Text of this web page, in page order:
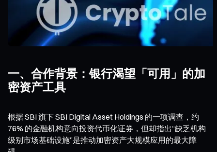
一、合作背景：银行渴望「可用」的加
密资产工具
根据 SBI 旗下 SBI Digital Asset Holdings 的一项调查，约
76% 的金融机构意向投资代币化证券，但却指出“缺乏机构
级别市场基础设施”是推动加密资产大规模应用的最大障